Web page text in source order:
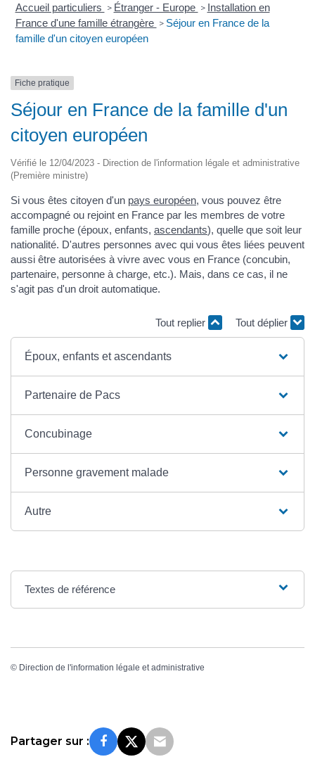
Accueil particuliers > Étranger - Europe > Installation en
France d'une famille étrangère > Séjour en France de la
famille d'un citoyen européen
Fiche pratique
Séjour en France de la famille d'un
citoyen européen
Vérifié le 12/04/2023 - Direction de l'information légale et administrative
(Première ministre)
Si vous êtes citoyen d'un pays européen, vous pouvez être
accompagné ou rejoint en France par les membres de votre
famille proche (époux, enfants, ascendants), quelle que soit leur
nationalité. D'autres personnes avec qui vous êtes liées peuvent
aussi être autorisées à vivre avec vous en France (concubin,
partenaire, personne à charge, etc.). Mais, dans ce cas, il ne
s'agit pas d'un droit automatique.
Tout replier Tout déplier
Époux, enfants et ascendants
Partenaire de Pacs
Concubinage
Personne gravement malade
Autre
Textes de référence
© Direction de l'information légale et administrative
Partager sur :